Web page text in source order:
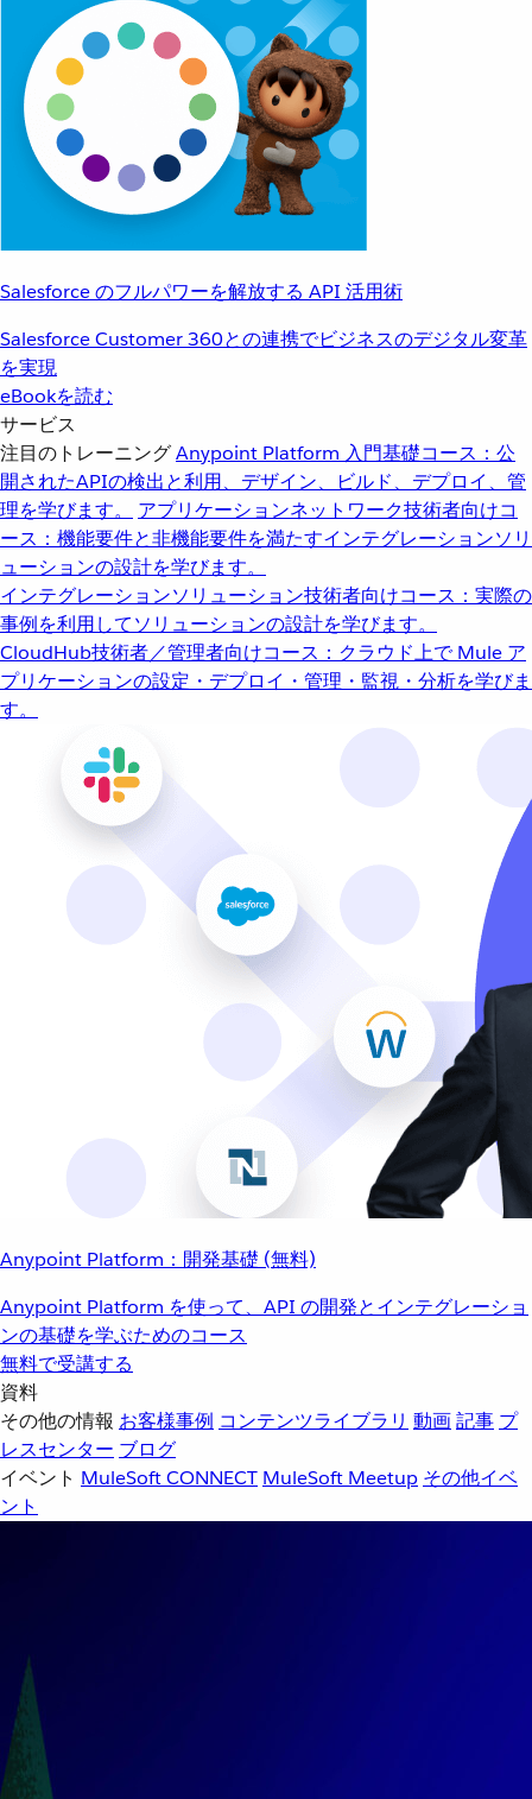
Salesforce のフルパワーを解放する API 活用術
Salesforce Customer 360との連携でビジネスのデジタル変革
を実現
eBookを読む
サービス
注目のトレーニングAnypoint Platform 入門基礎コース：公
開されたAPIの検出と利用、デザイン、ビルド、デプロイ、管
理を学びます。
アプリケーションネットワーク技術者向けコ
ース：機能要件と非機能要件を満たすインテグレーションソリ
ューションの設計を学びます。
インテグレーションソリューション技術者向けコース：実際の
事例を利用してソリューションの設計を学びます。
CloudHub技術者／管理者向けコース：クラウド上で Mule ア
プリケーションの設定・デプロイ・管理・監視・分析を学びま
す。
Anypoint Platform：開発基礎 (無料)
Anypoint Platform を使って、API の開発とインテグレーショ
ンの基礎を学ぶためのコース
無料で受講する
資料
その他の情報 お客様事例 コンテンツライブラリ 動画記事 プ
レスセンター ブログ
イベント MuleSoft CONNECT MuleSoft Meetup その他イベ
ント